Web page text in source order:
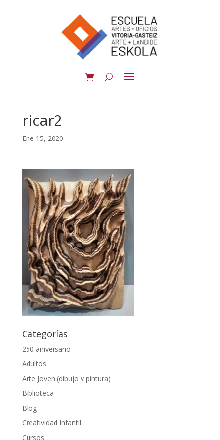
ricar2
Ene 15, 2020
Categorías
250 aniversario
Adultos
Arte Joven (dibujo y pintura)
Biblioteca
Blog
Creatividad Infantil
Cursos